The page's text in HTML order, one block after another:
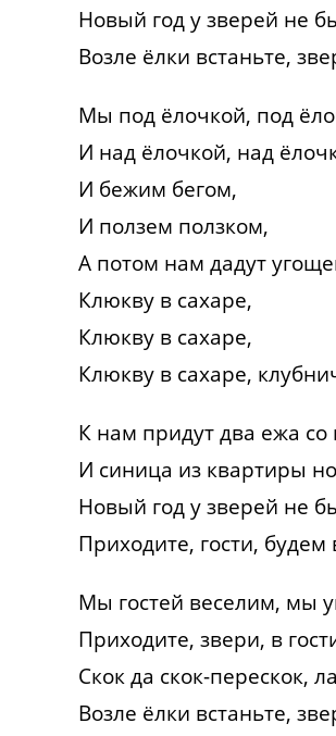
Новый год у зверей не
Возле ёлки встаньте,
Мы под ёлочкой, под
И над ёлочкой, над
И бежим бегом,
И ползем ползком,
А потом нам дадут
Клюкву в сахаре,
Клюкву в сахаре,
Клюкву в сахаре,
К нам придут два ежа со
И синица из квартиры
Новый год у зверей не
Приходите, гости, будем
Мы гостей веселим, мы
Приходите, звери, в
Скок да скок-перескок,
Возле ёлки встаньте,